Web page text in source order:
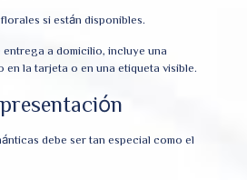
si están disponibles.
a domicilio, incluye una
en la tarjeta o en una etiqueta visible.
debe ser tan especial como el